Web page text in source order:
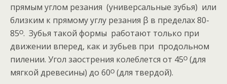
прямым углом резания (универсальные зубья) или
близким к прямому углу резания β в пределах 80-
85ᴼ. Зубья такой формы работают только при
движении вперед, как и зубьев при продольном
пилении. Угол заострения колеблется от 45ᴼ (для
мягкой древесины) до 60ᴼ (для твердой).